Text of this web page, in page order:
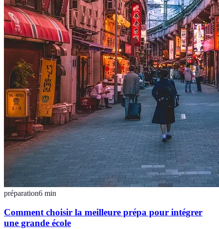
préparation6 min
Comment choisir la meilleure prépa pour intégrer
une grande école